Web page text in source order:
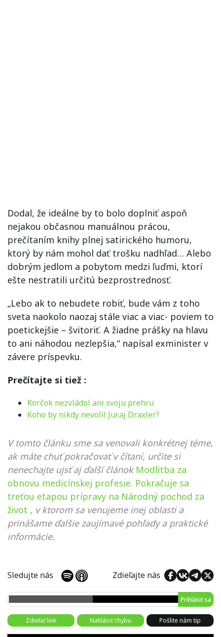
Dodal, že ideálne by to bolo doplniť aspoň
nejakou občasnou manuálnou prácou,
prečítaním knihy plnej satirického humoru,
ktorý by nám mohol dať trošku nadhľad… Alebo
dobrým jedlom a pobytom medzi ľuďmi, ktorí
ešte nestratili určitú bezprostrednosť.
„Lebo ak to nebudete robiť, bude vám z toho
sveta naokolo naozaj stále viac a viac- poviem to
poetickejšie – švitoriť. A žiadne prášky na hlavu
to ani náhodou nezlepšia,“ napísal exminister v
závere príspevku.
Prečítajte si tiež :
Korčok nezvládol ani svoju prehru
Koho by nikdy nevolil Juraj Draxler?
V tomto článku sme sa venovali konkrétnej téme,
ak máte chuť pokračovať v čítaní, určite si
nenechajte ujsť aj ďalší článok Modlitba za
obnovu medicínskej profesie. Pokračuje sa
treťou etapou prípravy na Národný pochod za
život , v ktorom sa venujeme inej oblasti a
prinášame ďalšie zaujímavé pohľady a praktické
informácie.
Sledujte nás Zdieľajte nás
Prihlásiť sa
Zdieľať link Nahlásiť chybu Pošlite nám tip